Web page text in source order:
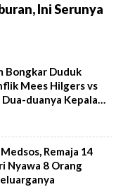
Ini Serunya
Bongkar Duduk
Mees Hilgers vs
duanya Kepala
Remaja 14
Nyawa 8 Orang